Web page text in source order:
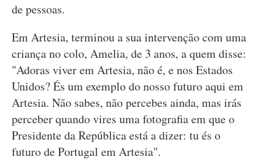
de pessoas.
Em Artesia, terminou a sua intervenção com uma
criança no colo, Amelia, de 3 anos, a quem disse:
"Adoras viver em Artesia, não é, e nos Estados
Unidos? És um exemplo do nosso futuro aqui em
Artesia. Não sabes, não percebes ainda, mas irás
perceber quando vires uma fotografia em que o
Presidente da República está a dizer: tu és o
futuro de Portugal em Artesia".